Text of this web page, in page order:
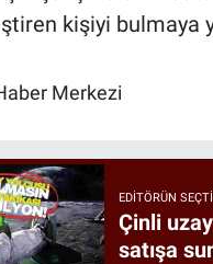
kişiyi bulmaya
Merkezi
EDITÖRÜN
Çinli
satışa